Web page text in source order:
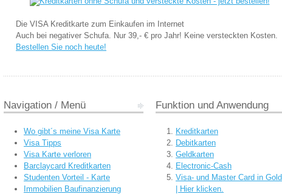
Die VISA Kreditkarte zum Einkaufen im Internet
Auch bei negativer Schufa. Nur 39,- € pro Jahr! Keine versteckten Kosten.
Bestellen Sie noch heute!
Navigation / Menü
Wo gibt´s meine Visa Karte
Visa Tipps
Visa Karte verloren
Barclaycard Kreditkarten
Studenten Vorteil - Karte
Immobilien Baufinanzierung
Funktion und Anwendung
Kreditkarten
Debitkarten
Geldkarten
Electronic-Cash
Visa- und Master Card in Gold
| Hier klicken.